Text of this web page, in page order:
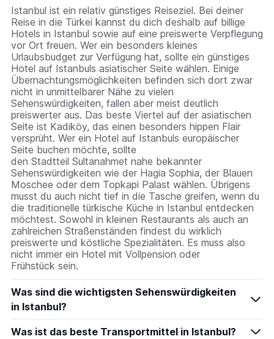
Istanbul ist ein relativ günstiges Reiseziel. Bei deiner
Reise in die Türkei kannst du dich deshalb auf billige
Hotels in Istanbul sowie auf eine preiswerte Verpflegung
vor Ort freuen. Wer ein besonders kleines
Urlaubsbudget zur Verfügung hat, sollte ein günstiges
Hotel auf Istanbuls asiatischer Seite wählen. Einige
Übernachtungsmöglichkeiten befinden sich dort zwar
nicht in unmittelbarer Nähe zu vielen
Sehenswürdigkeiten, fallen aber meist deutlich
preiswerter aus. Das beste Viertel auf der asiatischen
Seite ist Kadiköy, das einen besonders hippen Flair
versprüht. Wer ein Hotel auf Istanbuls europäischer
Seite buchen möchte, sollte
den Stadtteil Sultanahmet nahe bekannter
Sehenswürdigkeiten wie der Hagia Sophia, der Blauen
Moschee oder dem Topkapi Palast wählen. Übrigens
musst du auch nicht tief in die Tasche greifen, wenn du
die traditionelle türkische Küche in Istanbul entdecken
möchtest. Sowohl in kleinen Restaurants als auch an
zahlreichen Straßenständen findest du wirklich
preiswerte und köstliche Spezialitäten. Es muss also
nicht immer ein Hotel mit Vollpension oder
Frühstück sein.
Was sind die wichtigsten Sehenswürdigkeiten
in Istanbul?
Was ist das beste Transportmittel in Istanbul?